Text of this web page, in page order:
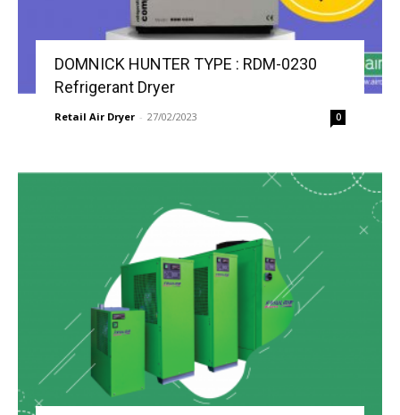
DOMNICK HUNTER TYPE : RDM-0230
Refrigerant Dryer
Retail Air Dryer - 27/02/2023 0